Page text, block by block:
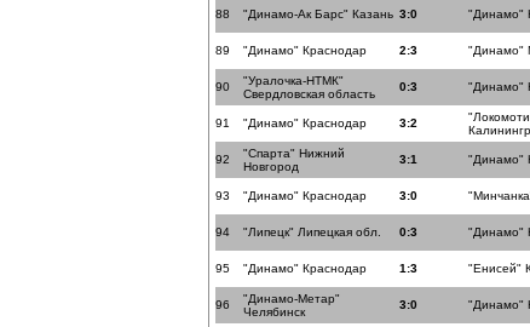
88 "Динамо-Ак Барс" Казань 3:0 "Динамо"
89 "Динамо" Краснодар 2:3 "Динамо"
90
"Уралочка-НТМК"
Свердловская область
0:3 "Динамо"
91 "Динамо" Краснодар 3:2
92
"Спарта" Нижний
Новгород
3:1 "Динамо"
93 "Динамо" Краснодар 3:0
94 "Липецк" Липецкая обл. 0:3 "Динамо"
95 "Динамо" Краснодар 1:3 "Енисей"
96
"Динамо-Метар"
Челябинск
3:0 "Динамо"